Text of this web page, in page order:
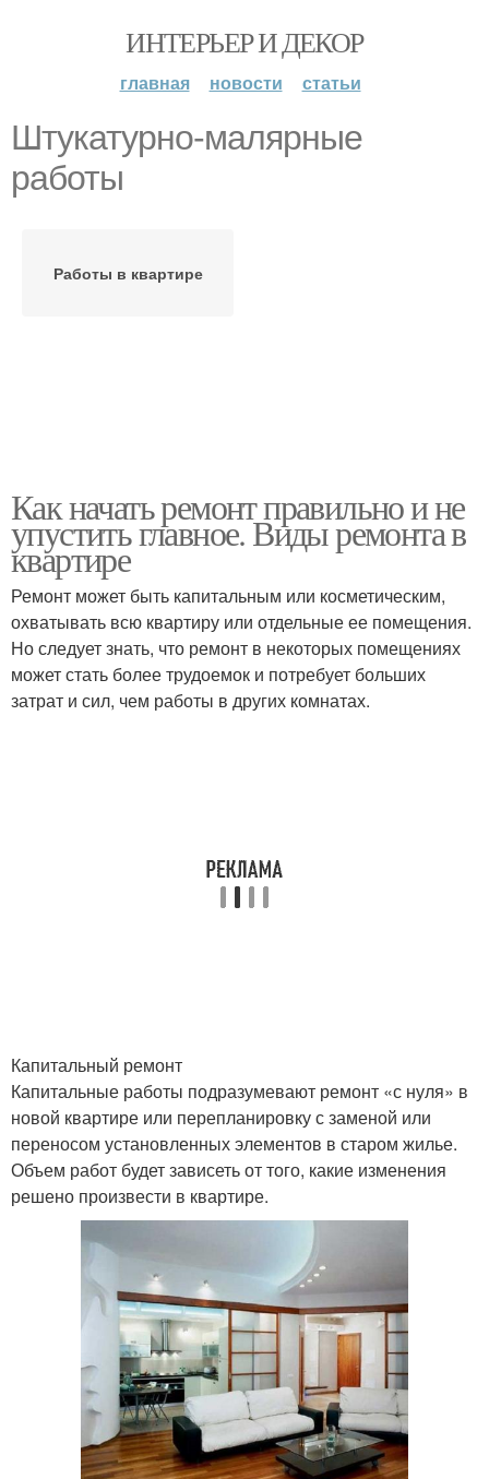
ИНТЕРЬЕР И ДЕКОР
главная новости статьи
Штукатурно-малярные
работы
Работы в квартире
Как начать ремонт правильно и не
упустить главное. Виды ремонта в
квартире
Ремонт может быть капитальным или косметическим,
охватывать всю квартиру или отдельные ее помещения.
Но следует знать, что ремонт в некоторых помещениях
может стать более трудоемок и потребует больших
затрат и сил, чем работы в других комнатах.
Капитальный ремонт
Капитальные работы подразумевают ремонт «с нуля» в
новой квартире или перепланировку с заменой или
переносом установленных элементов в старом жилье.
Объем работ будет зависеть от того, какие изменения
решено произвести в квартире.